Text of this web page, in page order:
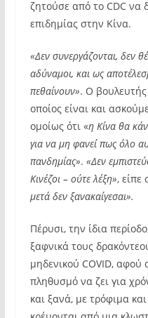
ζητούσε από το CDC να
επιδημίας στην Κίνα.
«Δεν συνεργάζονται, δεν
αδύναμοι, και ως
πεθαίνουν». Ο
οποίος είναι και
ομοίως ότι «η Κίνα θα
για να μη φανεί πως όλο
πανδημίας». «Δεν
Κινέζοι – ούτε λέξη», είπε
μετά δεν ξανακαίγεσαι».
Πέρυσι, την ίδια
ξαφνικά τους
μηδενικού COVID, αφού
πληθυσμό να ζει για
και ξανά, με τρόφιμα